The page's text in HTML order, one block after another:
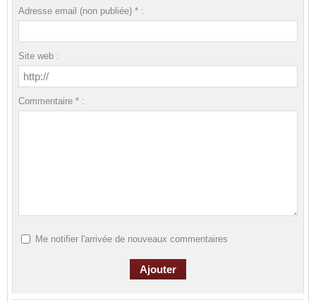
Adresse email (non publiée) * :
Site web :
Commentaire * :
Me notifier l'arrivée de nouveaux commentaires